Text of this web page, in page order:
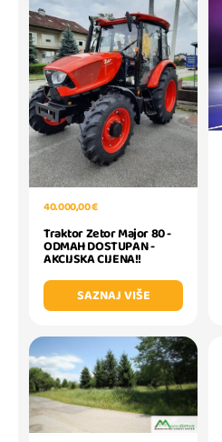
40.000,00 €
Traktor Zetor Major 80 -
ODMAH DOSTUPAN -
AKCIJSKA CIJENA!!
SAZNAJ VIŠE